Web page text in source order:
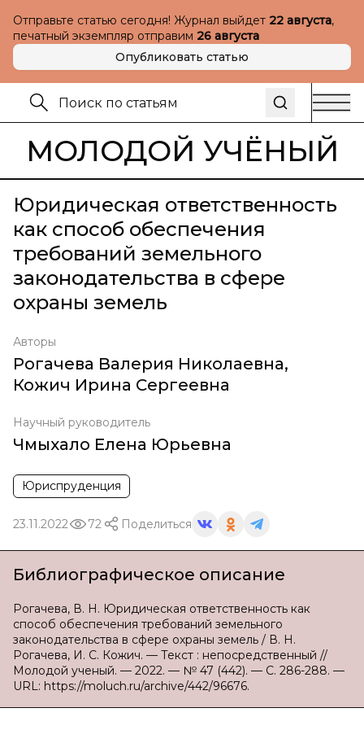
Отправьте статью сегодня! Журнал выйдет 22 августа,
печатный экземпляр отправим 26 августа
Опубликовать статью
МОЛОДОЙ УЧЁНЫЙ
Юридическая ответственность
как способ обеспечения
требований земельного
законодательства в сфере
охраны земель
Авторы
Рогачева Валерия Николаевна,
Кожич Ирина Сергеевна
Научный руководитель
Чмыхало Елена Юрьевна
Юриспруденция
23.11.2022 72 Поделиться
Библиографическое описание
Рогачева, В. Н. Юридическая ответственность как
способ обеспечения требований земельного
законодательства в сфере охраны земель / В. Н.
Рогачева, И. С. Кожич. — Текст : непосредственный //
Молодой ученый. — 2022. — № 47 (442). — С. 286-288. —
URL: https://moluch.ru/archive/442/96676.